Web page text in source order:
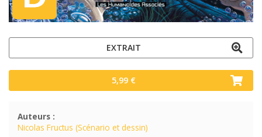
EXTRAIT
5,99 €
Auteurs :
Nicolas Fructus (Scénario et dessin)